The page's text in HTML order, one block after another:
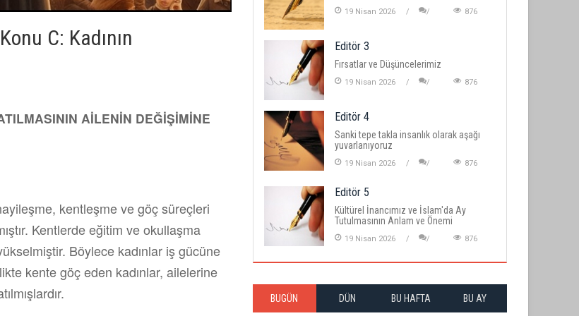
C: Kadının
AİLENİN DEĞİŞİMİNE
kentleşme ve göç süreçleri
Kentlerde eğitim ve okullaşma
Böylece kadınlar iş gücüne
kente göç eden kadınlar, ailelerine
19 Nisan 2026 876
Editör 3
Fırsatlar ve Düşüncelerimiz
19 Nisan 2026 876
Editör 4
Sanki tepe takla insanlık olarak aşağı
yuvarlanıyoruz
19 Nisan 2026 876
Editör 5
Kültürel İnancımız ve İslam'da Ay
Tutulmasının Anlam ve Önemi
19 Nisan 2026 876
BUGÜN DÜN BU HAFTA BU AY